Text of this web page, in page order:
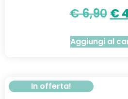
€6,90 €
Aggiungi al
In offerta!